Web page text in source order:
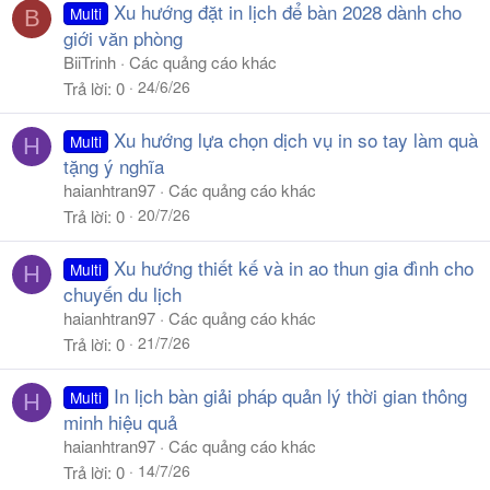
B Multi Xu hướng đặt in lịch để bàn 2028 dành cho
giới văn phòng
BiiTrinh Các quảng cáo khác
Trả lời 0 24/6/26
H Multi Xu hướng lựa chọn dịch vụ in so tay làm quà
tặng ý nghĩa
haianhtran97 Các quảng cáo khác
Trả lời 0 20/7/26
H Multi Xu hướng thiết kế và in ao thun gia đình cho
chuyến du lịch
haianhtran97 Các quảng cáo khác
Trả lời 0 21/7/26
H Multi
In lịch bàn giải pháp quản lý thời gian thông
minh hiệu quả
haianhtran97 Các quảng cáo khác
Trả lời 0 14/7/26